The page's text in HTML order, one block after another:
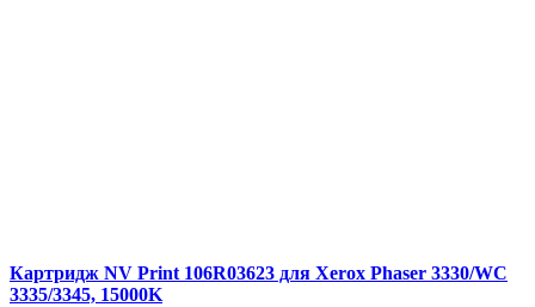
Картридж NV Print 106R03623 для Xerox Phaser 3330/WC
3335/3345, 15000K